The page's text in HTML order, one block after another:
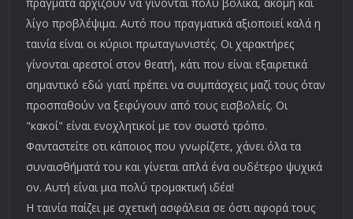
λίγο προβλέψιμα. Αυτό που πραγματικά αξιοποιεί καλά η
ταινία είναι οι κύριοι πρωταγωνιστές. Οι χαρακτήρες
γίνονται αρεστοί στον θεατή, κάτι που είναι εξαιρετικά
σημαντικό εδώ γιατί πρέπει να συμπάσχεις μαζί τους όταν
προσπαθούν να ξεφύγουν από τους εισβολείς. Οι
"κακοί" είναι ενοχλητικοί με τον σωστό τρόπο.
Φανταστείτε οτι κάποιος που γνωρίζετε, χάνει όλα τα
συναισθήματά του και γίνεται απλά ένα ουδέτερο ψυχικά
ον. Αυτή είναι μια πολύ τρομακτική ιδέα!
Η ταινία παίζει με σχετική ασφάλεια σε όστι αφορά τους